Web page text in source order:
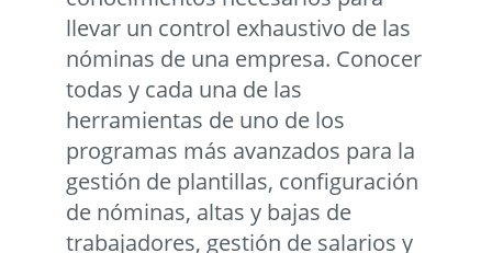
llevar un control exhaustivo de las
nóminas de una empresa. Conocer
todas y cada una de las
herramientas de uno de los
programas más avanzados para la
gestión de plantillas, configuración
de nóminas, altas y bajas de
trabajadores, gestión de salarios y